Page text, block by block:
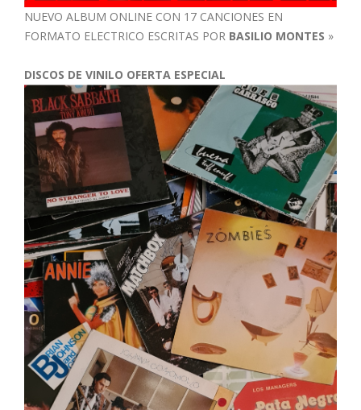
NUEVO ALBUM ONLINE CON 17 CANCIONES EN
FORMATO ELECTRICO ESCRITAS POR BASILIO MONTES »
DISCOS DE VINILO OFERTA ESPECIAL